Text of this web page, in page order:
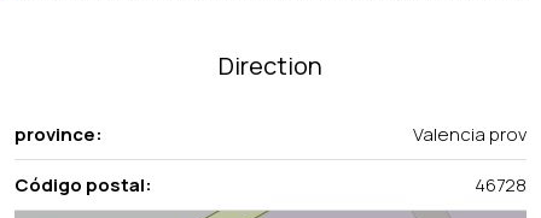
Direction
province:
Valencia prov
Código postal:
46728